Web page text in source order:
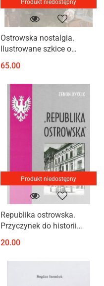
Produkt niedostępny
Ostrowska nostalgia.
Ilustrowane szkice o
Wielkopolskim
65.00
Produkt niedostępny
Republika ostrowska.
Przyczynek do historii
1918-1919
20.00